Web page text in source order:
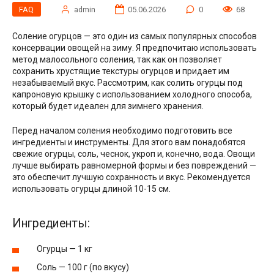
FAQ admin 05.06.2026 0 68
Соление огурцов — это один из самых популярных способов
консервации овощей на зиму. Я предпочитаю использовать
метод малосольного соления, так как он позволяет
сохранить хрустящие текстуры огурцов и придает им
незабываемый вкус. Рассмотрим, как солить огурцы под
капроновую крышку с использованием холодного способа,
который будет идеален для зимнего хранения.
Перед началом соления необходимо подготовить все
ингредиенты и инструменты. Для этого вам понадобятся
свежие огурцы, соль, чеснок, укроп и, конечно, вода. Овощи
лучше выбирать равномерной формы и без повреждений —
это обеспечит лучшую сохранность и вкус. Рекомендуется
использовать огурцы длиной 10-15 см.
Ингредиенты:
Огурцы — 1 кг
Соль — 100 г (по вкусу)